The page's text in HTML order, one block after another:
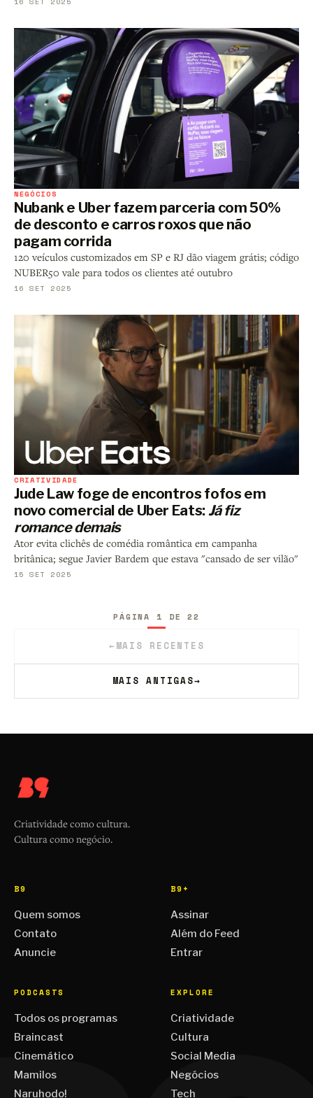
NEGÓCIOS
Nubank e Uber fazem parceria com 50%
de desconto e carros roxos que não
pagam corrida
120 veículos customizados em SP e RJ dão viagem grátis; código
NUBER50 vale para todos os clientes até outubro
16 SET 2025
CRIATIVIDADE
Jude Law foge de encontros fofos em
novo comercial de Uber Eats:Já fiz
romance demais
Ator evita clichês de comédia romântica em campanha
britânica; segue Javier Bardem que estava "cansado de ser vilão"
15 SET 2025
←MAIS RECENTES
PÁGINA 1 DE 22
MAIS ANTIGAS→
Criatividade como cultura.
Cultura como negócio.
B9
Quem somos
Contato
Anuncie
B9+
Assinar
Além do Feed
Entrar
PODCASTS
Todos os programas
Braincast
Cinemático
Mamilos
Naruhodo!
EXPLORE
Criatividade
Cultura
Social Media
Negócios
Tech